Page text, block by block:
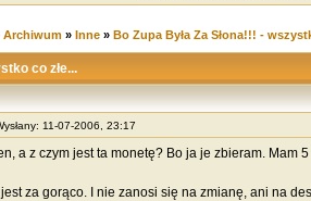
Archiwum» Inne» Bo Zupa Była Za Słona!!! -
co złe...
11-07-2006, 23:17
a z czym jest ta monetę? Bo ja je zbieram. Mam
jest za gorąco. I nie zanosi się na zmianę, ani na